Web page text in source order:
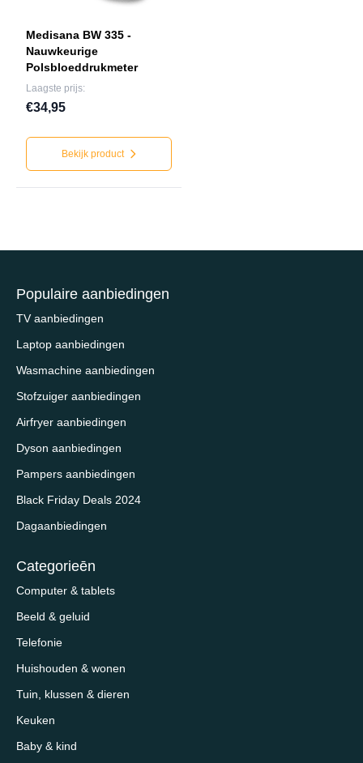
Medisana BW 335 -
Nauwkeurige
Polsbloeddrukmeter
Laagste prijs:
€34,95
Bekijk product
Populaire aanbiedingen
TV aanbiedingen
Laptop aanbiedingen
Wasmachine aanbiedingen
Stofzuiger aanbiedingen
Airfryer aanbiedingen
Dyson aanbiedingen
Pampers aanbiedingen
Black Friday Deals 2024
Dagaanbiedingen
Categorieēn
Computer & tablets
Beeld & geluid
Telefonie
Huishouden & wonen
Tuin, klussen & dieren
Keuken
Baby & kind